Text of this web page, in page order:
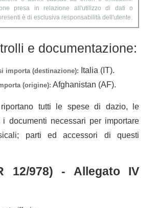
presa in relazione all'utilizzo di dati o
è di esclusiva responsabilità dell'utente.
e documentazione:
importa (destinazione): Italia (IT).
(origine): Afghanistan (AF).
tutti le spese di dazio, le
documenti necessari per importare
parti ed accessori di questi
12/978) - Allegato IV